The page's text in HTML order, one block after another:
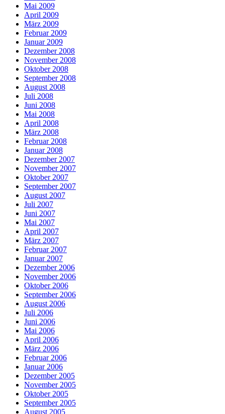
Mai 2009
April 2009
März 2009
Februar 2009
Januar 2009
Dezember 2008
November 2008
Oktober 2008
September 2008
August 2008
Juli 2008
Juni 2008
Mai 2008
April 2008
März 2008
Februar 2008
Januar 2008
Dezember 2007
November 2007
Oktober 2007
September 2007
August 2007
Juli 2007
Juni 2007
Mai 2007
April 2007
März 2007
Februar 2007
Januar 2007
Dezember 2006
November 2006
Oktober 2006
September 2006
August 2006
Juli 2006
Juni 2006
Mai 2006
April 2006
März 2006
Februar 2006
Januar 2006
Dezember 2005
November 2005
Oktober 2005
September 2005
August 2005